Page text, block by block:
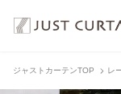
ジャストカーテンTOP レ